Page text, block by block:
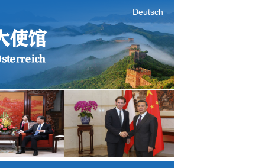
Deutsch